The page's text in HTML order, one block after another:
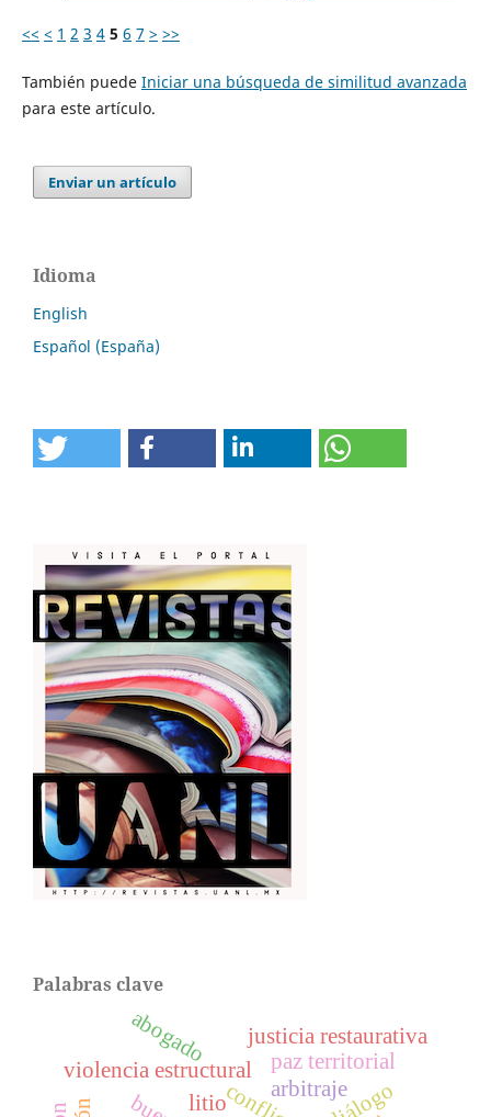
<< < 1 2 3 4 5 6 7 > >>
También puede Iniciar una búsqueda de similitud avanzada
para este artículo.
Enviar un artículo
Idioma
English
Español (España)
Palabras clave
arbitraje
violencia estructural paz territorial
justicia restaurativa
litio
abogado